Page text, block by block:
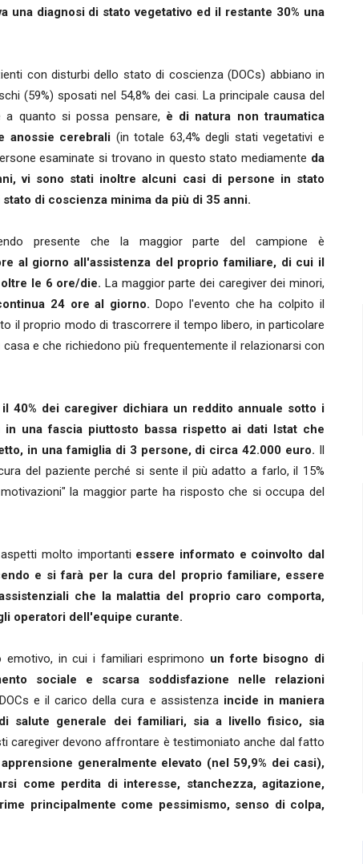
una diagnosi di stato vegetativo ed il restante 30% una
con disturbi dello stato di coscienza (DOCs) abbiano in
(59%) sposati nel 54,8% dei casi. La principale causa del
a quanto si possa pensare, è di natura non traumatica
anossie cerebrali (in totale 63,4% degli stati vegetativi e
esaminate si trovano in questo stato mediamente da
vi sono stati inoltre alcuni casi di persone in stato
di coscienza minima da più di 35 anni.
presente che la maggior parte del campione è
al giorno all'assistenza del proprio familiare, di cui il
le 6 ore/die. La maggior parte dei caregiver dei minori,
24 ore al giorno. Dopo l'evento che ha colpito il
il proprio modo di trascorrere il tempo libero, in particolare
e che richiedono più frequentemente il relazionarsi con
il 40% dei caregiver dichiara un reddito annuale sotto i
una fascia piuttosto bassa rispetto ai dati Istat che
in una famiglia di 3 persone, di circa 42.000 euro.
del paziente perché si sente il più adatto a farlo, il 15%
la maggior parte ha risposto che si occupa del
molto importanti essere informato e coinvolto dal
e si farà per la cura del proprio familiare, essere
che la malattia del proprio caro comporta,
operatori dell'equipe curante.
emotivo, in cui i familiari esprimono un forte bisogno di
sociale e scarsa soddisfazione nelle relazioni
e il carico della cura e assistenza incide in maniera
salute generale dei familiari, sia a livello fisico, sia
caregiver devono affrontare è testimoniato anche dal fatto
generalmente elevato (nel 59,9% dei casi),
come perdita di interesse, stanchezza, agitazione,
principalmente come pessimismo, senso di colpa,